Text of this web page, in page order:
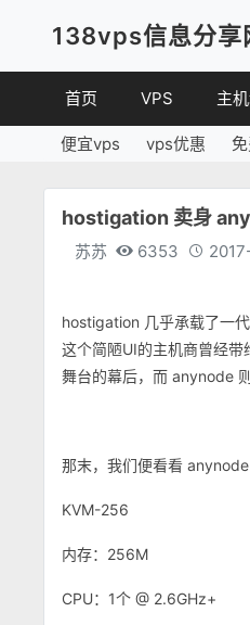
138vps信息分享
首页 VPS
VPS优惠
VPS评测
主
域名
便宜vps vps优惠
hostigation 卖身
苏苏 6353
hostigation 几乎承载了一
这个简陋UI的主机商曾经
舞台的幕后，而 anynode
那末，我们便看看
KVM-256
内存：256M
CPU：1个 @ 2.6GHz+